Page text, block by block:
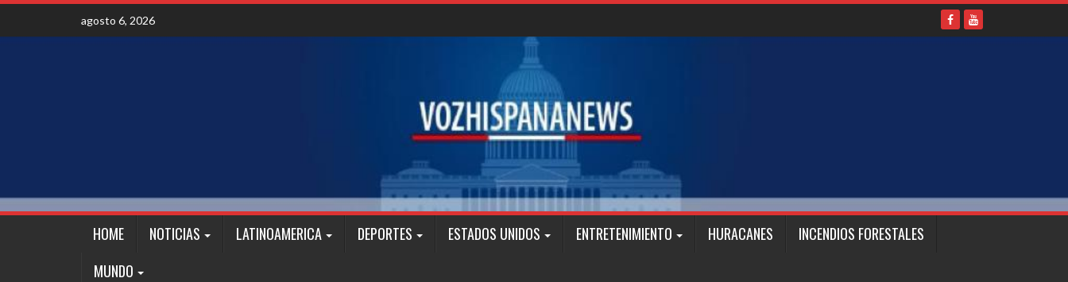
Skip
content
agosto 6, 2026
HOME NOTICIAS LATINOAMERICA DEPORTES ESTADOS UNIDOS ENTRETENIMIENTO HURACANES
INCENDIOS FORESTALES
MUNDO